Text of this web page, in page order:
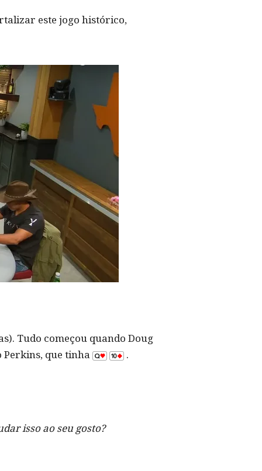
este jogo histórico,
Tudo começou quando Doug
que tinha
.
isso ao seu gosto?